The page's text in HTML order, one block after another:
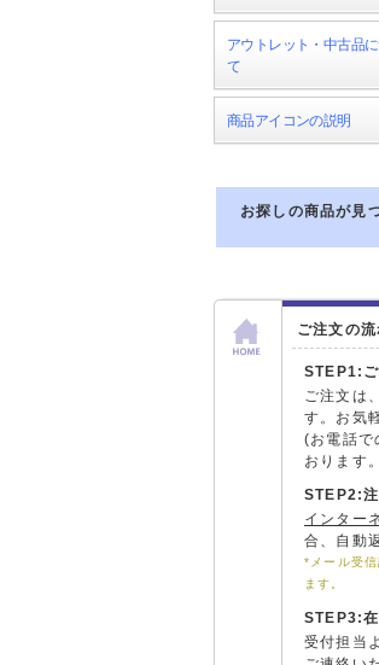
アウトレット・中古品
て
商品アイコンの説明
お探しの商品が見
ご注文の流
STEP1:
ご注文は
す。お気
(お電話で
おります
STEP2:
インター
合、自動
*メール受
ます。
STEP3:
受付担当